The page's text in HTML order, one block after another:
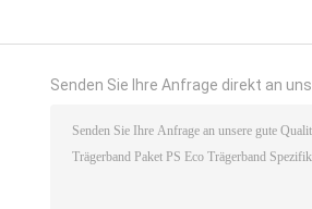
Senden Sie Ihre Anfrage direkt an uns